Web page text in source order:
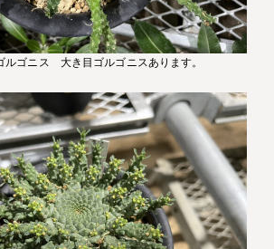
ゴニス 大き目ゴルゴニスあります。